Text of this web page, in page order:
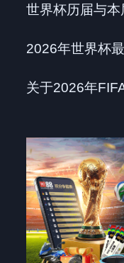
世界杯历届与本
2026年世界杯
关于2026年